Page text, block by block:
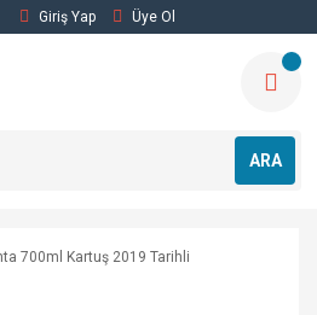
Giriş Yap Üye Ol
ARA